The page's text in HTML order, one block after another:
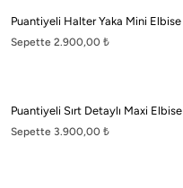
Puantiyeli Halter Yaka Mini Elbise
Sepette 2.900,00 ₺
Puantiyeli Sırt Detaylı Maxi Elbise
Sepette 3.900,00 ₺
©2026